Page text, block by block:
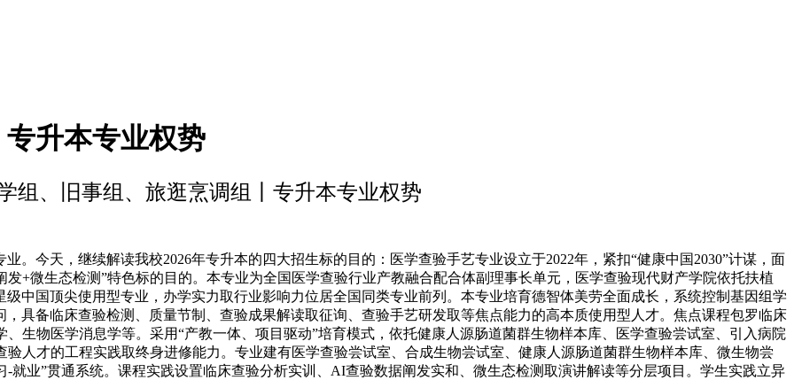
升本专业权势
组、旧事组、旅逛烹调组丨专升本专业权势
今天，继续解读我校2026年专升本的四大招生标的目的：医学查验手艺专业设立于2022年，紧扣“健康中国2030”计谋，面
+微生态检测”特色标的目的。本专业为全国医学查验行业产教融合配合体副理事长单元，医学查验现代财产学院依托扶植
中国顶尖使用型专业，办学实力取行业影响力位居全国同类专业前列。本专业培育德智体美劳全面成长，系统控制基因组学
具备临床查验检测、质量节制、查验成果解读取征询、查验手艺研发取等焦点能力的高本质使用型人才。焦点课程包罗临床
生物医学消息学等。采用“产教一体、项目驱动”培育模式，依托健康人源肠道菌群生物样本库、医学查验尝试室、引入病院
人才的工程实践取终身进修能力。专业建有医学查验尝试室、合成生物尝试室、健康人源肠道菌群生物样本库、微生物尝
就业”贯通系统。课程实践设置临床查验分析实训、AI查验数据阐发实和、微生态检测取演讲解读等分层项目。学生实践立异